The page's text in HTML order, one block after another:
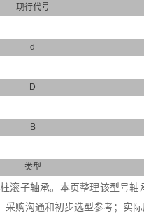
现行代号
d
D
B
类型
滚子轴承。本页整理该型号
采购沟通和初步选型参考；实